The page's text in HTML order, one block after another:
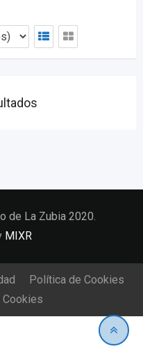
de La Zubia 2020.
MIXR
Política de Cookies
Cookies